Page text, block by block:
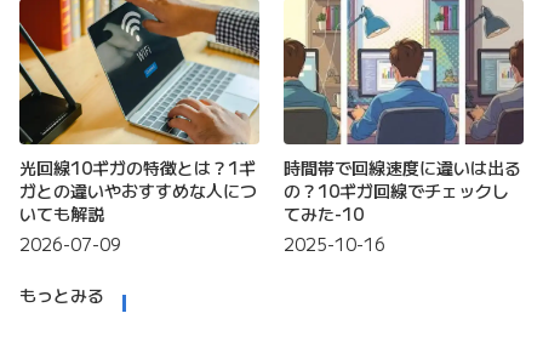
光回線10ギガの特徴とは？1ギ
ガとの違いやおすすめな人につ
いても解説
2026-07-09
時間帯で回線速度に違いは出る
の？10ギガ回線でチェックし
てみた-10
2025-10-16
もっとみる